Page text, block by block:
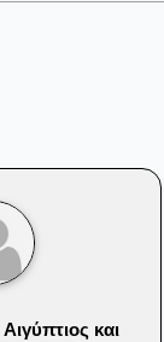
και